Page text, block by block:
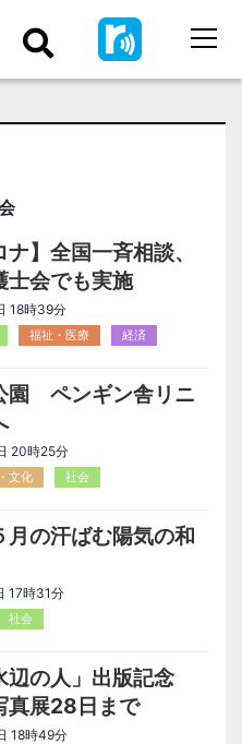
ナ】全国一斉相談、
士会でも実施
18時39分
福祉・医療 経済
園 ペンギン舎リニ
20時25分
文化 社会
月の汗ばむ陽気の和
17時31分
社会
辺の人」出版記念
真展28日まで
18時49分